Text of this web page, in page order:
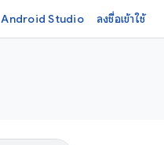
Android Studio ลงชื่อเข้าใช้